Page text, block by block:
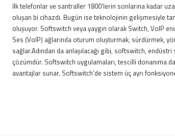
İlk telefonlar ve santraller 1800’lerin sonlarına kadar
oluşan bi cihazdı. Bugün ise teknolojinin gelişmesiyle
oluşuyor. Softswitch veya yaygın olarak Switch, VoIP
Ses (VoIP) ağlarında oturum oluşturmak, sürdürmek,
sağlar.Adından da anlaşılacağı gibi, softswitch, endüstri
çözümdür. Softswitch uygulamaları, tescilli donanıma
avantajlar sunar. Softswitch’de sistem üç ayrı